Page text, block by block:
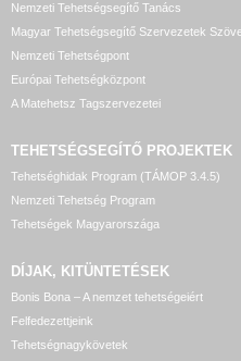
Nemzeti Tehetségsegítő Tanács
Magyar Tehetségsegítő Szervezetek
Nemzeti Tehetségpont
Európai Tehetségközpont
A Matehetsz Tagszervezetei
TEHETSÉGSEGÍTŐ PROJEKTEK
Tehetséghidak Program (TÁMOP 3.4.5)
Nemzeti Tehetség Program
Tehetségek Magyarországa
DÍJAK, KITÜNTETÉSEK
Bonis Bona – A nemzet tehetségeiért
Felfedezettjeink
Tehetségnagykövetek